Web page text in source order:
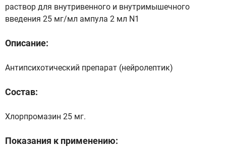
раствор для внутривенного и внутримышечного
введения 25 мг/мл ампула 2 мл N1
Описание:
Антипсихотический препарат (нейролептик)
Состав:
Хлорпромазин 25 мг.
Показания к применению: